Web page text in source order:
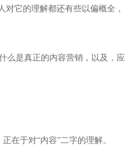
对它的理解都还有些以偏概全，
么是真正的内容营销，以及，应
在于对“内容”二字的理解。